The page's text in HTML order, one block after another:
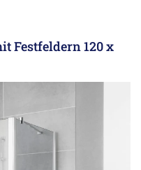
Festfeldern 120 x